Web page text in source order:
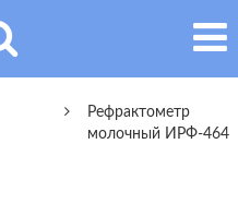
Рефрактометр
молочный ИРФ-464